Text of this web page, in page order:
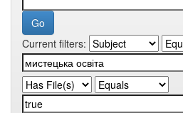
Current filters: